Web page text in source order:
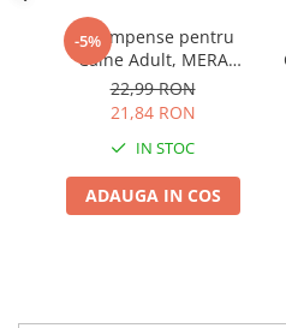
-5%
Recompense pentru
Câine Adult, MERA
Bakery, Snacky Mix,
Biscuiți, Pește și Carne,
22,99 RON
21,84 RON
IN STOC
ADAUGA IN COS